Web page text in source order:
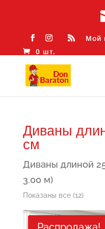
Мой
0 шт.
Диваны
см
Диваны длиной
3.00 м)
Показаны все (12)
самые